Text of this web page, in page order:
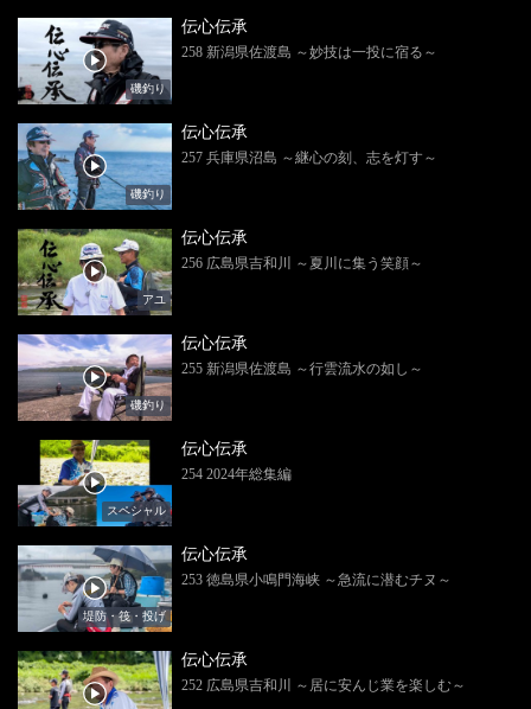
磯釣り
伝心伝承
258 新潟県佐渡島 ～妙技は一投に宿る～
磯釣り
伝心伝承
257 兵庫県沼島 ～継心の刻、志を灯す～
アユ
伝心伝承
256 広島県吉和川 ～夏川に集う笑顔～
磯釣り
伝心伝承
255 新潟県佐渡島 ～行雲流水の如し～
スペシャル
伝心伝承
254 2024年総集編
堤防・筏・投げ
伝心伝承
253 徳島県小鳴門海峡 ～急流に潜むチヌ～
伝心伝承
252 広島県吉和川 ～居に安んじ業を楽しむ～